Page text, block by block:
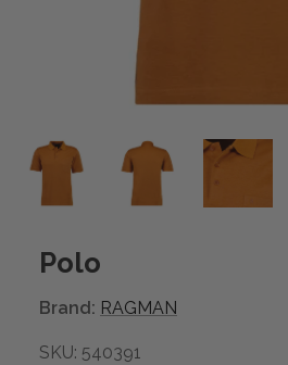
Polo
Brand: RAGMAN
SKU: 540391